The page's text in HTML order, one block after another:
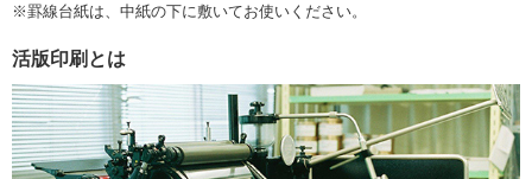
※罫線台紙は、中紙の下に敷いてお使いください。
活版印刷とは